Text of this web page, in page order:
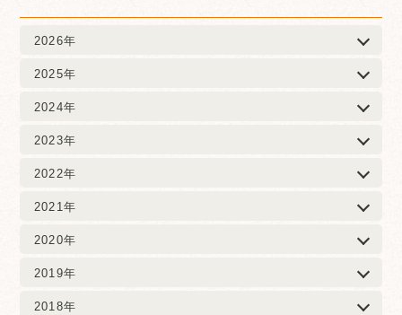
2026年
2025年
2024年
2023年
2022年
2021年
2020年
2019年
2018年